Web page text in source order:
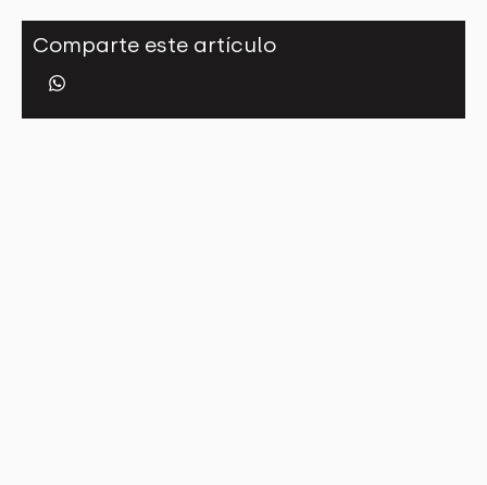
Comparte este artículo